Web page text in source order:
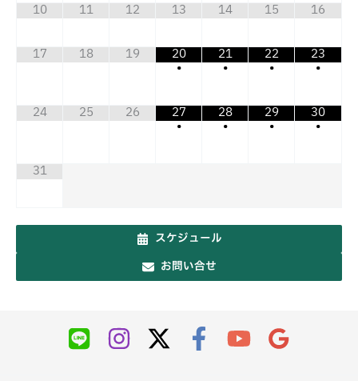
10 11 12 13 14 15 16
17 18 19
20
•
21
•
22
•
23
•
24 25 26
27
•
28
•
29
•
30
•
31
スケジュール
お問い合せ